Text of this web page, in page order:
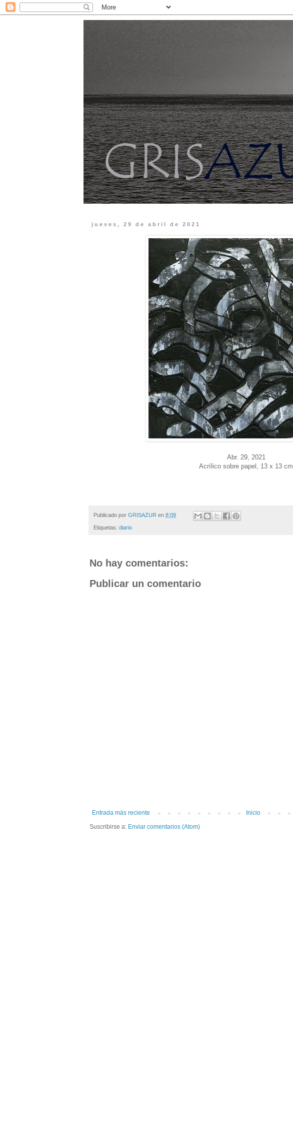
jueves, 29 de abril de 2021
Abr. 29, 2021
Acrílico sobre papel, 13 x 13 cm
Publicado por GRISAZUR en 8:09
Etiquetas: diario
No hay comentarios:
Publicar un comentario
Entrada más reciente
Inicio
Suscribirse a: Enviar comentarios (Atom)